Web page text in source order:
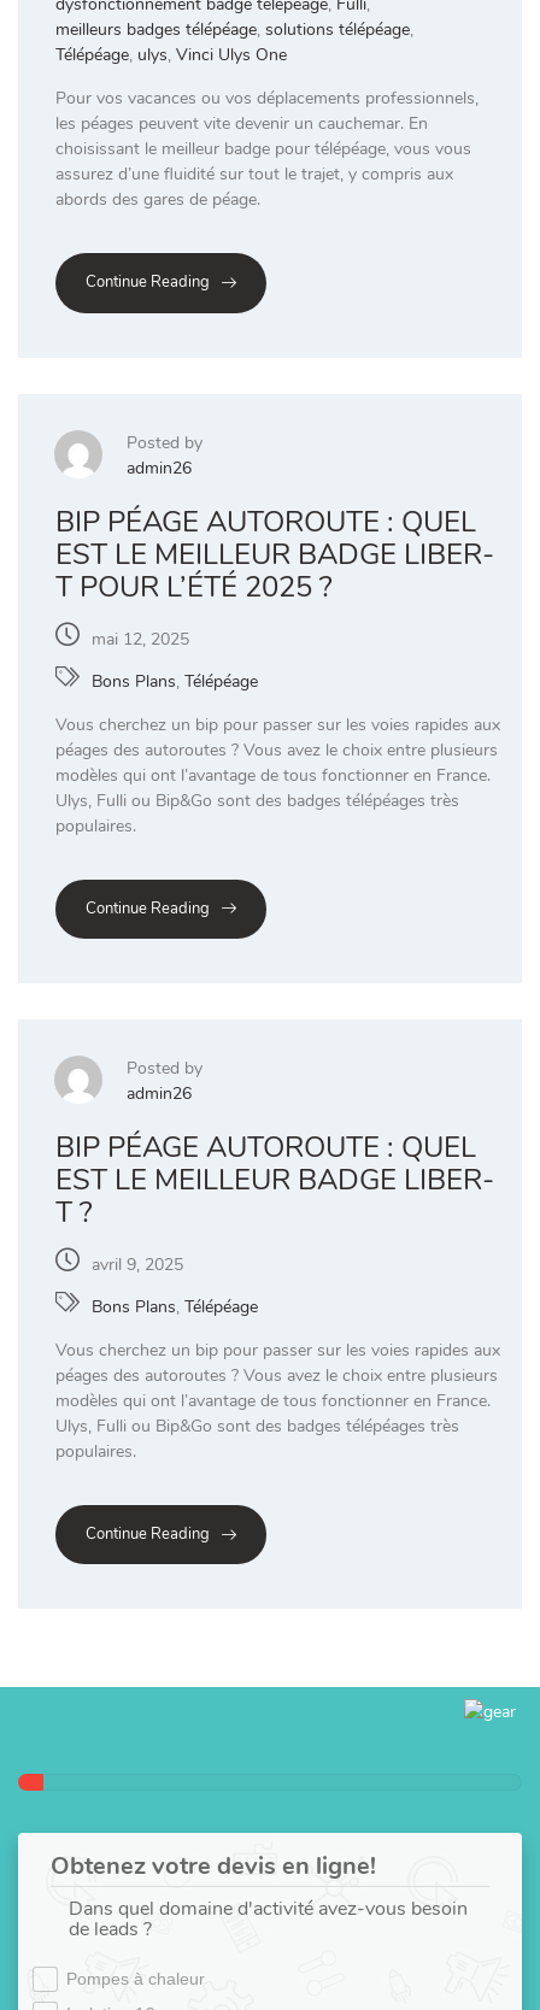
dysfonctionnement badge télépéage, Fulli,
meilleurs badges télépéage, solutions télépéage,
Télépéage, ulys, Vinci Ulys One
Pour vos vacances ou vos déplacements professionnels,
les péages peuvent vite devenir un cauchemar. En
choisissant le meilleur badge pour télépéage, vous vous
assurez d’une fluidité sur tout le trajet, y compris aux
abords des gares de péage.
Continue Reading
Posted by
admin26
BIP PÉAGE AUTOROUTE : QUEL
EST LE MEILLEUR BADGE LIBER-
T POUR L’ÉTÉ 2025 ?
mai 12, 2025
Bons Plans, Télépéage
Vous cherchez un bip pour passer sur les voies rapides aux
péages des autoroutes ? Vous avez le choix entre plusieurs
modèles qui ont l’avantage de tous fonctionner en France.
Ulys, Fulli ou Bip&Go sont des badges télépéages très
populaires.
Continue Reading
Posted by
admin26
BIP PÉAGE AUTOROUTE : QUEL
EST LE MEILLEUR BADGE LIBER-
T ?
avril 9, 2025
Bons Plans, Télépéage
Vous cherchez un bip pour passer sur les voies rapides aux
péages des autoroutes ? Vous avez le choix entre plusieurs
modèles qui ont l’avantage de tous fonctionner en France.
Ulys, Fulli ou Bip&Go sont des badges télépéages très
populaires.
Continue Reading
Obtenez votre devis en ligne!
Dans quel domaine d'activité avez-vous besoin
de leads ?
Pompes à chaleur